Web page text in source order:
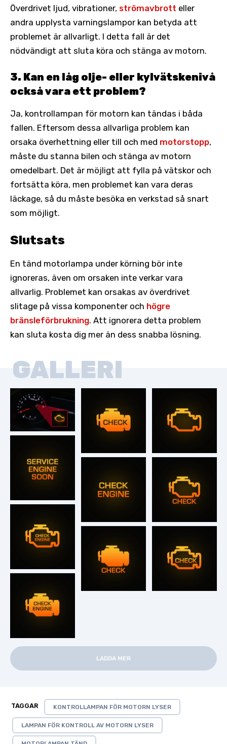
Överdrivet ljud, vibrationer, strömavbrott eller
andra upplysta varningslampor kan betyda att
problemet är allvarligt. I detta fall är det
nödvändigt att sluta köra och stänga av motorn.
3. Kan en låg olje- eller kylvätskenivå
också vara ett problem?
Ja, kontrollampan för motorn kan tändas i båda
fallen. Eftersom dessa allvarliga problem kan
orsaka överhettning eller till och med motorstopp,
måste du stanna bilen och stänga av motorn
omedelbart. Det är möjligt att fylla på vätskor och
fortsätta köra, men problemet kan vara deras
läckage, så du måste besöka en verkstad så snart
som möjligt.
Slutsats
En tänd motorlampa under körning bör inte
ignoreras, även om orsaken inte verkar vara
allvarlig. Problemet kan orsakas av överdrivet
slitage på vissa komponenter och högre
bränsleförbrukning. Att ignorera detta problem
kan sluta kosta dig mer än dess snabba lösning.
GALLERI
LADDA MER
TAGGAR KONTROLLAMPAN FÖR MOTORN LYSER
LAMPAN FÖR KONTROLL AV MOTORN LYSER